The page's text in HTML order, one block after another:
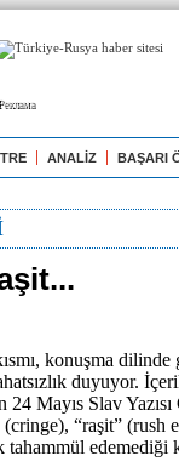
Реклама
ANALİZ BAŞARI
konuşma
duyuyor.
24 Mayıs Slav
“raşit” (rush
edemediği